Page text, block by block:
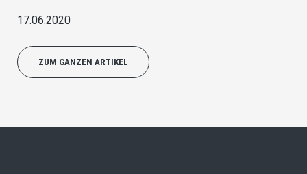
17.06.2020
ZUM GANZEN ARTIKEL